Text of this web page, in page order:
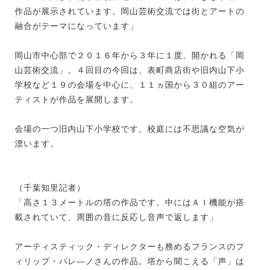
作品が展示されています。岡山芸術交流では街とアートの
融合がテーマになっています」
岡山市中心部で２０１６年から３年に１度、開かれる「岡
山芸術交流」。４回目の今回は、表町商店街や旧内山下小
学校など１９の会場を中心に、１１ヵ国から３０組のアー
ティストが作品を展開します。
会場の一つ旧内山下小学校です。校庭には不思議な空気が
漂います。
（千葉知里記者）
「高さ１３メートルの塔の作品です。中にはＡＩ機能が搭
載されていて、周囲の音に反応し音声で返します」
アーティスティック・ディレクターも務めるフランスのフ
ィリップ・パレ―ノさんの作品。塔から聞こえる「声」は